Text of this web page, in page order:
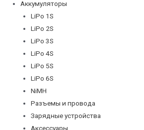
Аккумуляторы
LiPo 1S
LiPo 2S
LiPo 3S
LiPo 4S
LiPo 5S
LiPo 6S
NiMH
Разъемы и провода
Зарядные устройства
Аксессуары